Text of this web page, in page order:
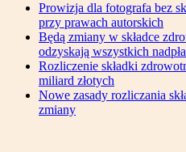
Prowizja dla fotografa bez
przy prawach autorskich
Będą zmiany w składce
odzyskają wszystkich
Rozliczenie składki
miliard złotych
Nowe zasady rozliczania
zmiany